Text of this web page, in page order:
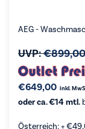
AEG -
UVP:€899,00
€649,00 inkl.
oder ca. €14 mtl.
Österreich: +€